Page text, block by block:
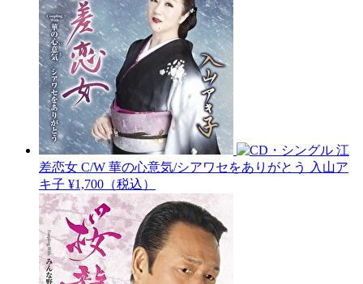
江
差恋女 C/W 華の心意気/シアワセをありがとう
入山ア
キ子 ¥1,700（税込）